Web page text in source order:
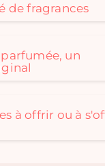
de fragrances
un
à offrir ou à